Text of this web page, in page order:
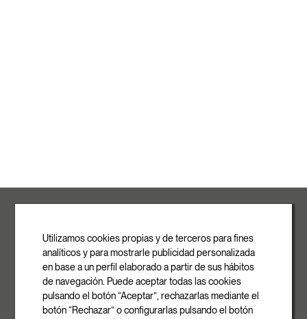
Ronda de la Font Grossa, 15 Pol. Ind. La Gavarra
08540 Centelles | Barcelona
E-mail
info@rovasi.com
Telèfon
Utilizamos cookies propias y de terceros para fines
analíticos y para mostrarle publicidad personalizada
en base a un perfil elaborado a partir de sus hábitos
de navegación. Puede aceptar todas las cookies
pulsando el botón “Aceptar”, rechazarlas mediante el
botón “Rechazar” o configurarlas pulsando el botón